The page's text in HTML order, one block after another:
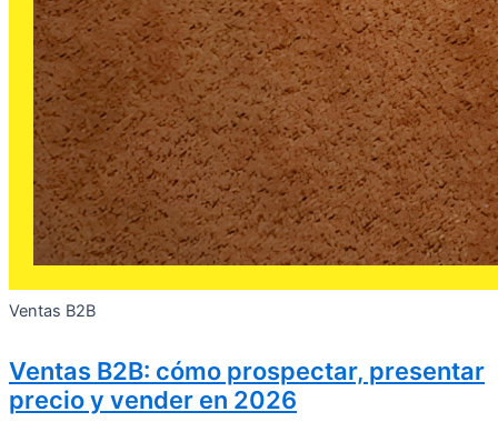
Ventas B2B
Ventas B2B: cómo prospectar, presentar
precio y vender en 2026